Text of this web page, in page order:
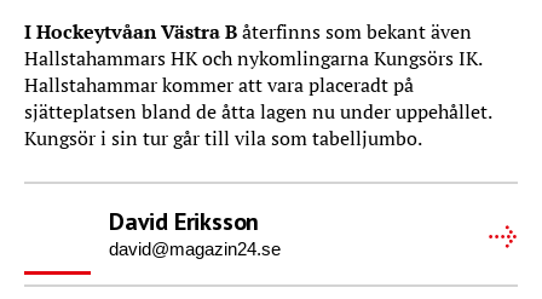
I Hockeytvåan Västra Båterfinns som bekant även
Hallstahammars HK och nykomlingarna Kungsörs IK.
Hallstahammar kommer att vara placeradt på
sjätteplatsen bland de åtta lagen nu under uppehållet.
Kungsör i sin tur går till vila som tabelljumbo.
David Eriksson
david@magazin24.se